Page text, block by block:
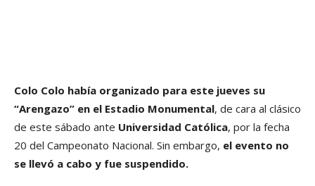
Colo Colo había organizado para este jueves su
“Arengazo” en el Estadio Monumental, de cara al clásico
de este sábado ante Universidad Católica, por la fecha
20 del Campeonato Nacional. Sin embargo, el evento no
se llevó a cabo y fue suspendido.